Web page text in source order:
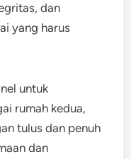
dan
yang harus
untuk
rumah kedua,
tulus dan penuh
dan